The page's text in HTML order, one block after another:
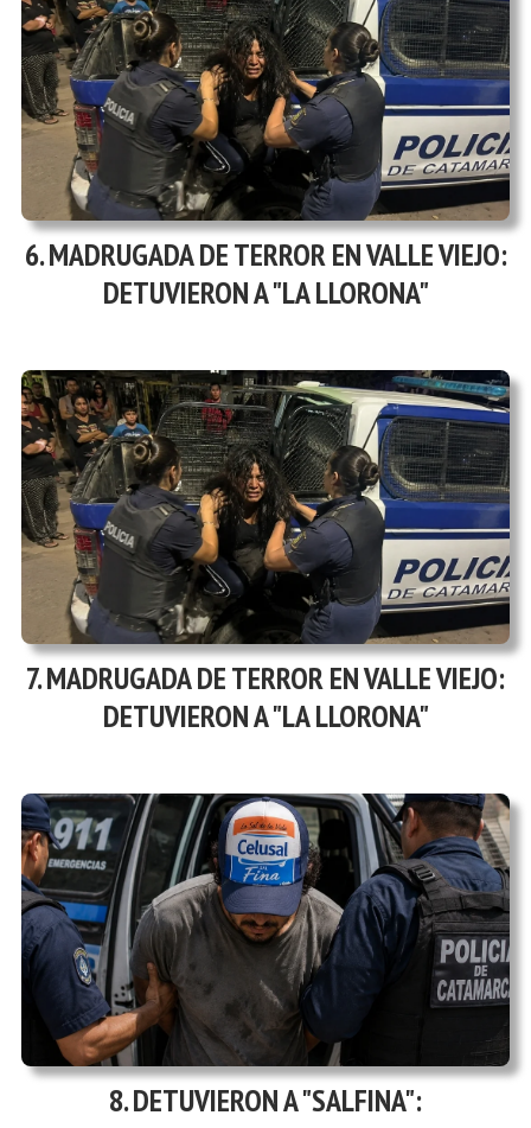
MADRUGADA DE TERROR EN VALLE VIEJO:
DETUVIERON A "LA LLORONA"
MADRUGADA DE TERROR EN VALLE VIEJO:
DETUVIERON A "LA LLORONA"
DETUVIERON A "SALFINA":